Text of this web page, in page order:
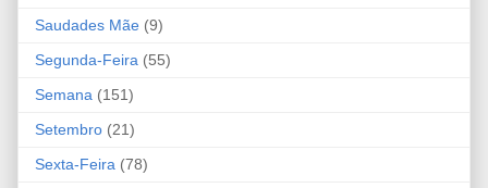
Saudades Mãe (9)
Segunda-Feira (55)
Semana (151)
Setembro (21)
Sexta-Feira (78)